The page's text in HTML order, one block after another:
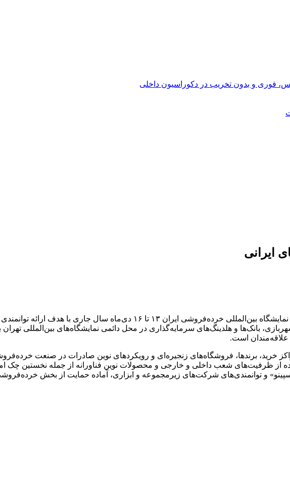
فوری و بدون تخریب در دکوراسیون داخلی
ایرانی
به گزارش خبرگزاری مهر به نقل از روابط‌عمومی بانک صادرات ایران، ششمین نمایشگاه بین‌المللی خرده‌فروشی
بانک‌ها و هلدینگ‌های سرمایه‌گذاری در محل دائمی نمایشگاه‌های بین‌المللی تهران
خرید، برندها، فروشگاه‌های زنجیره‌ای و رویکردهای نوین صادرات در صنعت
از ظرفیت‌های شعب داخلی و خارجی و محصولات نوین فناورانه از جمله نخستین چک
» و توانمندی‌های شرکت‌های زیرمجموعه و ابزاری، آماده حمایت از بخش